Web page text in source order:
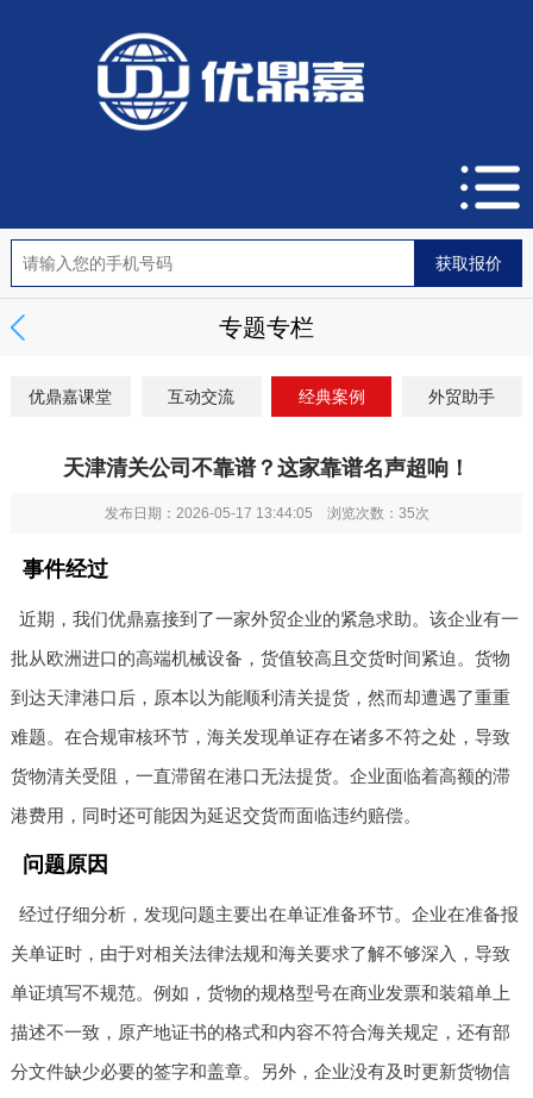
专题专栏
优鼎嘉课堂 互动交流 经典案例 外贸助手
天津清关公司不靠谱？这家靠谱名声超响！
发布日期：2026-05-17 13:44:05 浏览次数： 35次
事件经过
近期，我们优鼎嘉接到了一家外贸企业的紧急求助。该企业有一
批从欧洲进口的高端机械设备，货值较高且交货时间紧迫。货物
到达天津港口后，原本以为能顺利清关提货，然而却遭遇了重重
难题。在合规审核环节，海关发现单证存在诸多不符之处，导致
货物清关受阻，一直滞留在港口无法提货。企业面临着高额的滞
港费用，同时还可能因为延迟交货而面临违约赔偿。
问题原因
经过仔细分析，发现问题主要出在单证准备环节。企业在准备报
关单证时，由于对相关法律法规和海关要求了解不够深入，导致
单证填写不规范。例如，货物的规格型号在商业发票和装箱单上
描述不一致，原产地证书的格式和内容不符合海关规定，还有部
分文件缺少必要的签字和盖章。另外，企业没有及时更新货物信